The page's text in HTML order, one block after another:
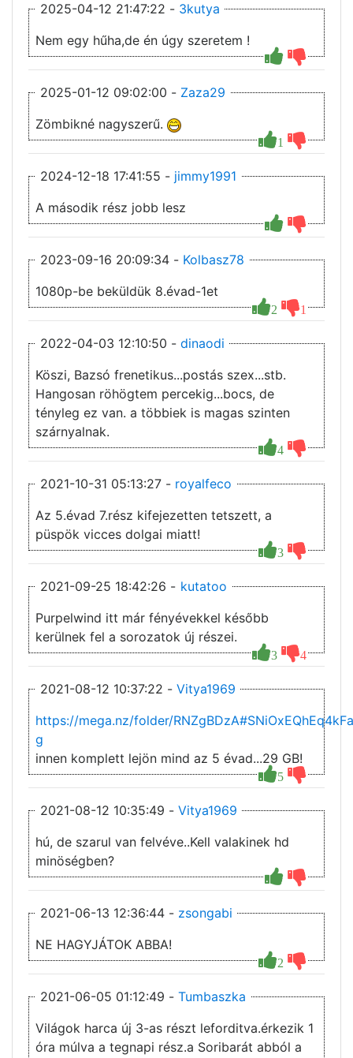
2025-04-12 21:47:22 - 3kutya
Nem egy hűha,de én úgy szeretem !
2025-01-12 09:02:00 - Zaza29
1
Zömbikné nagyszerű.
2024-12-18 17:41:55 - jimmy1991
A második rész jobb lesz
2023-09-16 20:09:34 - Kolbasz78
2 1
1080p-be beküldük 8.évad-1et
2022-04-03 12:10:50 - dinaodi
4
Köszi, Bazsó frenetikus...postás szex...stb.
Hangosan röhögtem percekig...bocs, de
tényleg ez van. a többiek is magas szinten
szárnyalnak.
2021-10-31 05:13:27 - royalfeco
3
Az 5.évad 7.rész kifejezetten tetszett, a
püspök vicces dolgai miatt!
2021-09-25 18:42:26 - kutatoo
3 4
Purpelwind itt már fényévekkel később
kerülnek fel a sorozatok új részei.
2021-08-12 10:37:22 - Vitya1969
5
https://mega.nz/folder/
g
innen komplett lejön mind az 5 évad...29 GB!
2021-08-12 10:35:49 - Vitya1969
hú, de szarul van felvéve..Kell valakinek hd
minöségben?
2021-06-13 12:36:44 - zsongabi
2
NE HAGYJÁTOK ABBA!
2021-06-05 01:12:49 - Tumbaszka
Világok harca új 3-as részt leforditva.érkezik 1
óra múlva a tegnapi rész.a Soribarát abból a